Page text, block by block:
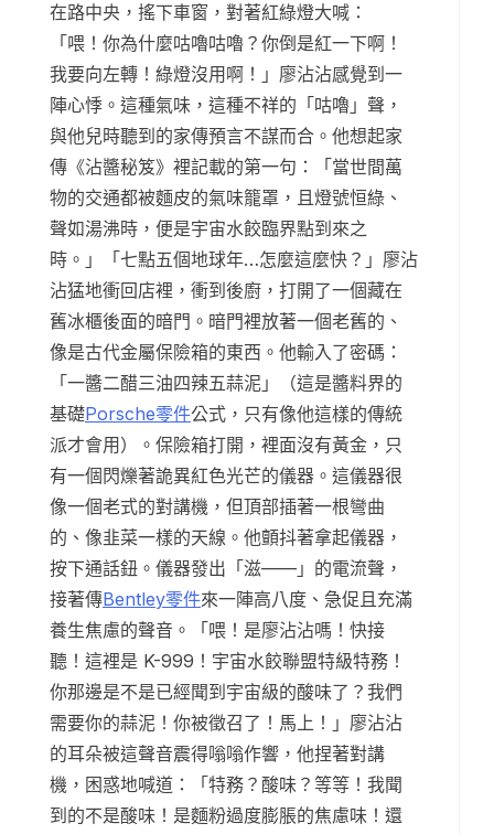
在路中央，搖下車窗，對著紅綠燈大喊：
「喂！你為什麼咕嚕咕嚕？你倒是紅一下啊！
我要向左轉！綠燈沒用啊！」廖沾沾感覺到一
陣心悸。這種氣味，這種不祥的「咕嚕」聲，
與他兒時聽到的家傳預言不謀而合。他想起家
傳《沾醬秘笈》裡記載的第一句：「當世間萬
物的交通都被麵皮的氣味籠罩，且燈號恒綠、
聲如湯沸時，便是宇宙水餃臨界點到來之
時。」「七點五個地球年…怎麼這麼快？」廖沾
沾猛地衝回店裡，衝到後廚，打開了一個藏在
舊冰櫃後面的暗門。暗門裡放著一個老舊的、
像是古代金屬保險箱的東西。他輸入了密碼：
「一醬二醋三油四辣五蒜泥」（這是醬料界的
基礎Porsche零件公式，只有像他這樣的傳統
派才會用）。保險箱打開，裡面沒有黃金，只
有一個閃爍著詭異紅色光芒的儀器。這儀器很
像一個老式的對講機，但頂部插著一根彎曲
的、像韭菜一樣的天線。他顫抖著拿起儀器，
按下通話鈕。儀器發出「滋——」的電流聲，
接著傳Bentley零件來一陣高八度、急促且充滿
養生焦慮的聲音。「喂！是廖沾沾嗎！快接
聽！這裡是 K-999！宇宙水餃聯盟特級特務！
你那邊是不是已經聞到宇宙級的酸味了？我們
需要你的蒜泥！你被徵召了！馬上！」廖沾沾
的耳朵被這聲音震得嗡嗡作響，他捏著對講
機，困惑地喊道：「特務？酸味？等等！我聞
到的不是酸味！是麵粉過度膨脹的焦慮味！還